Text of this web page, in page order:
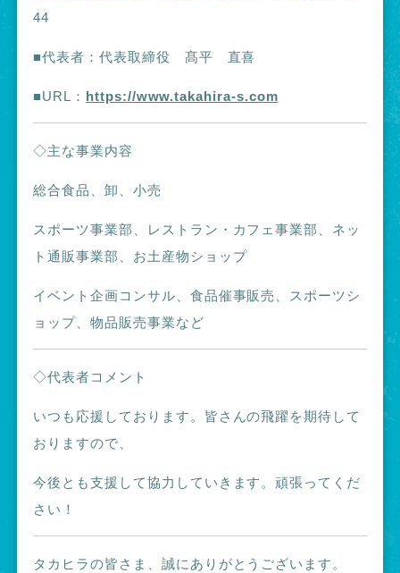
44
■代表者：代表取締役 髙平 直喜
■URL： https://www.takahira-s.com
◇主な事業内容
総合食品、卸、小売
スポーツ事業部、レストラン・カフェ事業部、ネッ
ト通販事業部、お土産物ショップ
イベント企画コンサル、食品催事販売、スポーツシ
ョップ、物品販売事業など
◇代表者コメント
いつも応援しております。皆さんの飛躍を期待して
おりますので、
今後とも支援して協力していきます。頑張ってくだ
さい！
タカヒラの皆さま、誠にありがとうございます。